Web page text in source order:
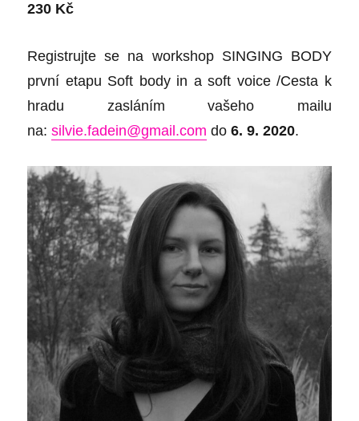
230 Kč
Registrujte se na workshop SINGING BODY
první etapu Soft body in a soft voice /Cesta k
hradu zaslánímvašeho mailu
na:silvie.fadein@gmail.com do6. 9. 2020.